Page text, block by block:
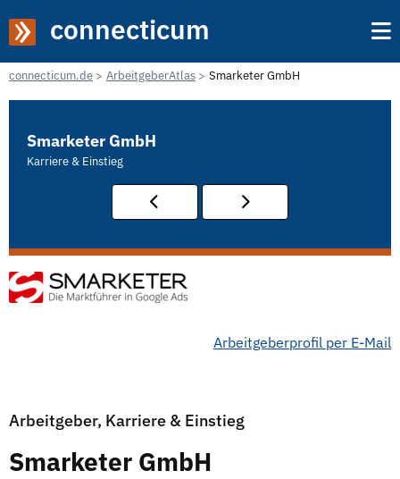
connecticum
connecticum.de ArbeitgeberAtlas Smarketer GmbH
Smarketer GmbH
Karriere & Einstieg
Arbeitgeberprofil per E-Mail
Arbeitgeber, Karriere & Einstieg
Smarketer GmbH